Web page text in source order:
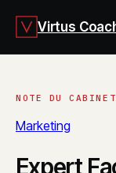
Virtus
Marketing
Expert